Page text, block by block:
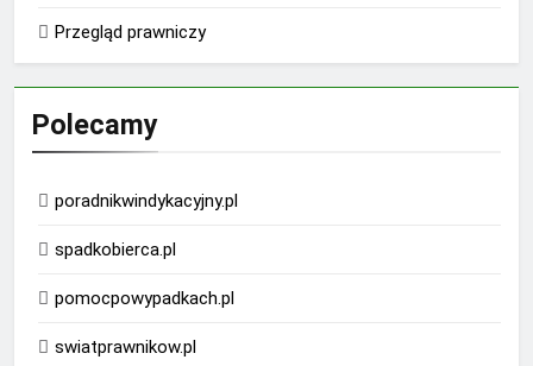
Przegląd prawniczy
Polecamy
poradnikwindykacyjny.pl
spadkobierca.pl
pomocpowypadkach.pl
swiatprawnikow.pl